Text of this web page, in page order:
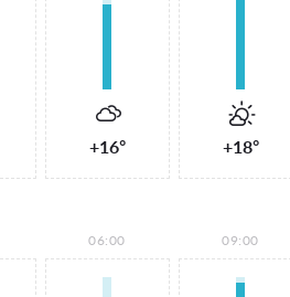
+16° +18°
06:00 09:00